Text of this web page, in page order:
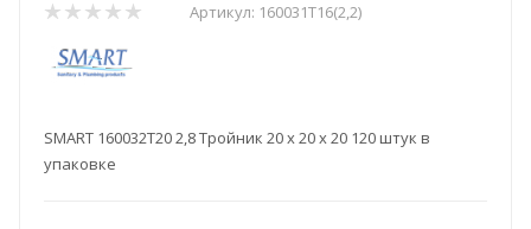
Артикул: 160031T16(2,2)
SMART 160032T20 2,8 Тройник 20 х 20 х 20 120 штук в
упаковке